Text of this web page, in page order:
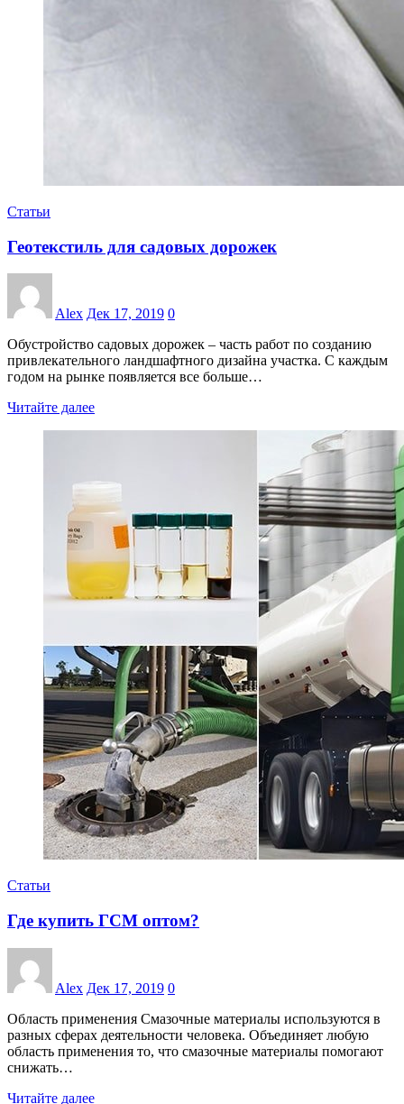
Статьи
Геотекстиль для садовых дорожек
Alex Дек 17, 2019 0
Обустройство садовых дорожек – часть работ по созданию
привлекательного ландшафтного дизайна участка. С каждым
годом на рынке появляется все больше…
Читайте далее
Статьи
Где купить ГСМ оптом?
Alex Дек 17, 2019 0
Область применения Смазочные материалы используются в
разных сферах деятельности человека. Объединяет любую
область применения то, что смазочные материалы помогают
снижать…
Читайте далее